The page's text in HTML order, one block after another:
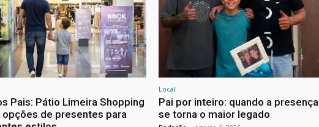
Pais: Pátio Limeira Shopping
opções de presentes para
Local
Pai por inteiro: quando a presença
se torna o maior legado